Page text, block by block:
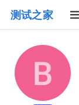
测试之家